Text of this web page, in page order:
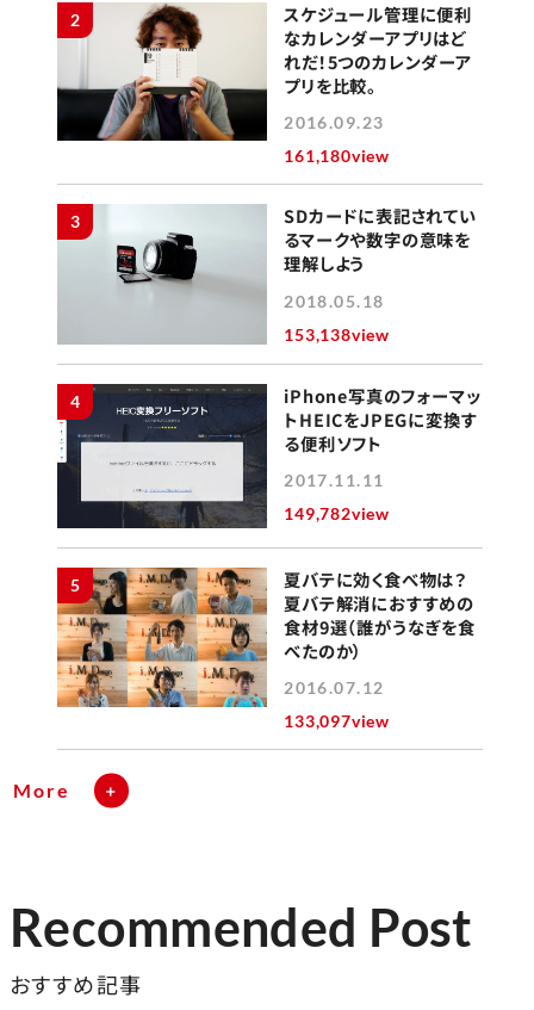
2
スケジュール管理に便利
なカレンダーアプリはど
れだ！5つのカレンダーア
プリを比較。
2016.09.23
161,180view
3
SDカードに表記されてい
るマークや数字の意味を
理解しよう
2018.05.18
153,138view
4
iPhone写真のフォーマッ
トHEICをJPEGに変換す
る便利ソフト
2017.11.11
149,782view
5
夏バテに効く食べ物は？
夏バテ解消におすすめの
食材9選（誰がうなぎを食
べたのか）
2016.07.12
133,097view
More
Recommended Post
おすすめ記事